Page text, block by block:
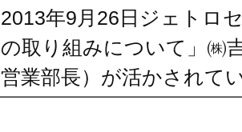
2013年9月26日ジェトロ
の取り組みについて」
営業部長）が活かされて